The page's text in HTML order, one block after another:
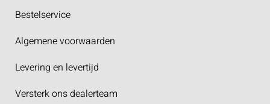
Bestelservice
Algemene voorwaarden
Levering en levertijd
Versterk ons dealerteam